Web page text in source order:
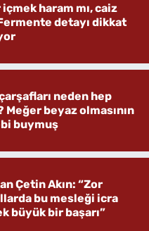
haram mı, caiz
detayı dikkat
neden hep
Meğer beyaz olmasının
buymuş
Çetin Akın: “Zor
bu mesleği icra
büyük bir başarı”